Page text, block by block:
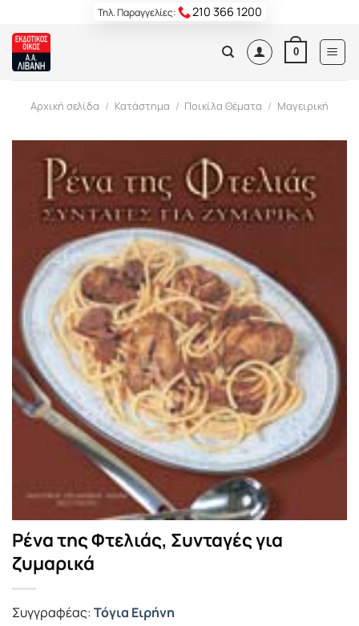
content
Τηλ. Παραγγελίες: 210 366 1200
0
Αρχική σελίδα / Κατάστημα / Ποικίλα Θέματα / Μαγειρική
Ρένα της Φτελιάς, Συνταγές για
ζυμαρικά
Συγγραφέας:Τόγια Ειρήνη